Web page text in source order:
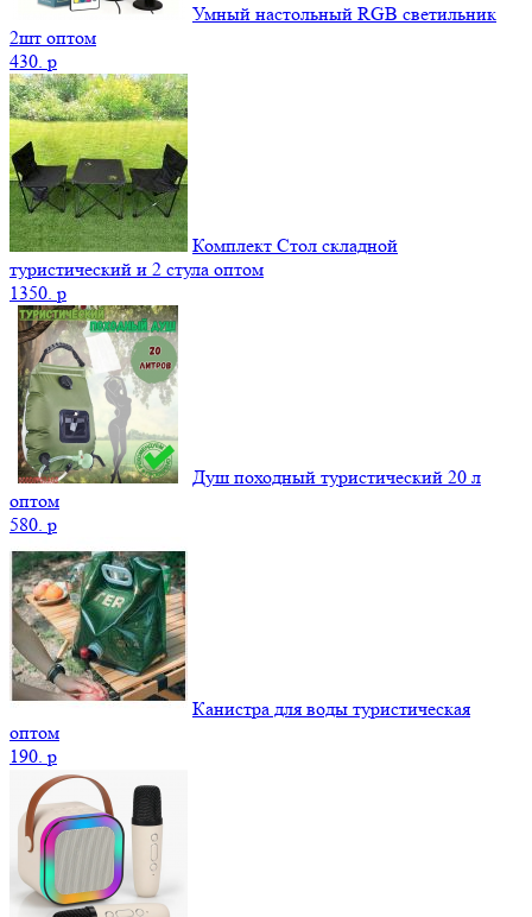
Умный настольный RGB светильник
2шт оптом
430. p
Комплект Стол складной
туристический и 2 стула оптом
1350. p
Душ походный туристический 20 л
оптом
580. p
Канистра для воды туристическая
оптом
190. p